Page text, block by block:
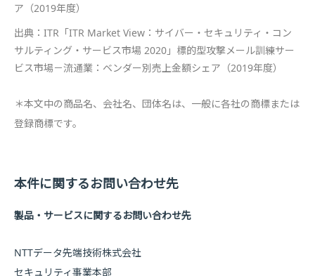
ア（2019年度）
出典：ITR「ITR Market View：サイバー・セキュリティ・コン
サルティング・サービス市場 2020」標的型攻撃メール訓練サー
ビス市場－流通業：ベンダー別売上金額シェア（2019年度）
＊本文中の商品名、会社名、団体名は、一般に各社の商標または
登録商標です。
本件に関するお問い合わせ先
製品・サービスに関するお問い合わせ先
NTTデータ先端技術株式会社
セキュリティ事業本部